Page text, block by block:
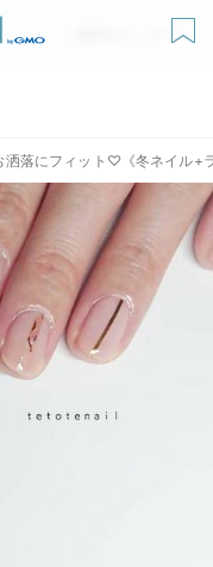
無料ダウンロード
洒落にフィット♡《冬ネイル+